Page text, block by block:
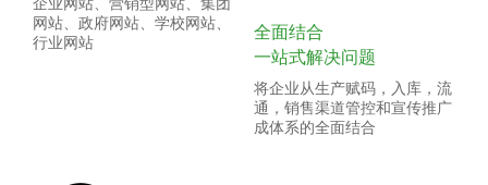
企业网站、营销型网站、集团
网站、政府网站、学校网站、
行业网站
全面结合
一站式解决问题
将企业从生产赋码，入库，流
通，销售渠道管控和宣传推广
成体系的全面结合